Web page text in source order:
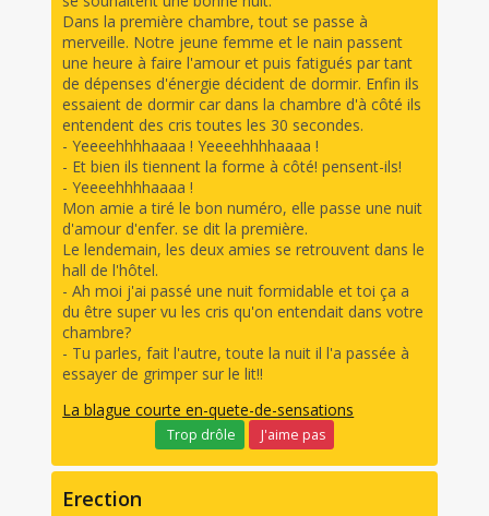
Dans la première chambre, tout se passe à
merveille. Notre jeune femme et le nain passent
une heure à faire l'amour et puis fatigués par tant
de dépenses d'énergie décident de dormir. Enfin ils
essaient de dormir car dans la chambre d'à côté ils
entendent des cris toutes les 30 secondes.
- Yeeeehhhhaaaa ! Yeeeehhhhaaaa !
- Et bien ils tiennent la forme à côté! pensent-ils!
- Yeeeehhhhaaaa !
Mon amie a tiré le bon numéro, elle passe une nuit
d'amour d'enfer. se dit la première.
Le lendemain, les deux amies se retrouvent dans le
hall de l'hôtel.
- Ah moi j'ai passé une nuit formidable et toi ça a
du être super vu les cris qu'on entendait dans votre
chambre?
- Tu parles, fait l'autre, toute la nuit il l'a passée à
essayer de grimper sur le lit!!
La blague courte en-quete-de-sensations
Trop drôle J'aime pas
Erection